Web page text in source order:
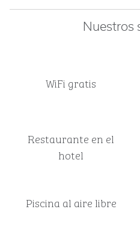
Nuestros
WiFi gratis
Restaurante en el
hotel
Piscina al aire libre